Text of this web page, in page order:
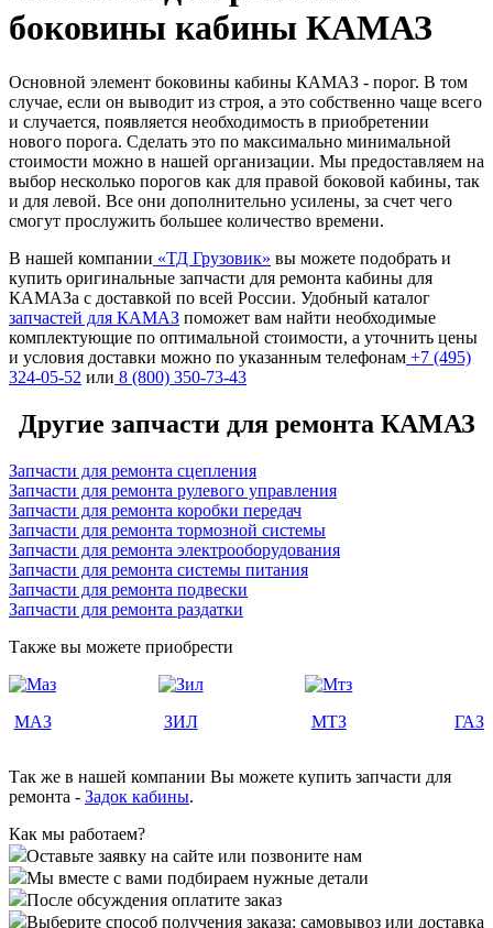
боковины кабины КАМАЗ
Основной элемент боковины кабины КАМАЗ - порог. В том
случае, если он выводит из строя, а это собственно чаще всего
и случается, появляется необходимость в приобретении
нового порога. Сделать это по максимально минимальной
стоимости можно в нашей организации. Мы предоставляем на
выбор несколько порогов как для правой боковой кабины, так
и для левой. Все они дополнительно усилены, за счет чего
смогут прослужить большее количество времени.
В нашей компании «ТД Грузовик» вы можете подобрать и
купить оригинальные запчасти для ремонта кабины для
КАМАЗа с доставкой по всей России. Удобный каталог
запчастей для КАМАЗ поможет вам найти необходимые
комплектующие по оптимальной стоимости, а уточнить цены
и условия доставки можно по указанным телефонам +7 (495)
324-05-52 или 8 (800) 350-73-43
Другие запчасти для ремонта КАМАЗ
Запчасти для ремонта сцепления
Запчасти для ремонта рулевого управления
Запчасти для ремонта коробки передач
Запчасти для ремонта тормозной системы
Запчасти для ремонта электрооборудования
Запчасти для ремонта системы питания
Запчасти для ремонта подвески
Запчасти для ремонта раздатки
Также вы можете приобрести
МАЗ ЗИЛ МТЗ ГАЗ
Так же в нашей компании Вы можете купить запчасти для
ремонта - Задок кабины.
Как мы работаем?
Оставьте заявку на сайте или позвоните нам
Мы вместе с вами подбираем нужные детали
После обсуждения оплатите заказ
Выберите способ получения заказа: самовывоз или доставка